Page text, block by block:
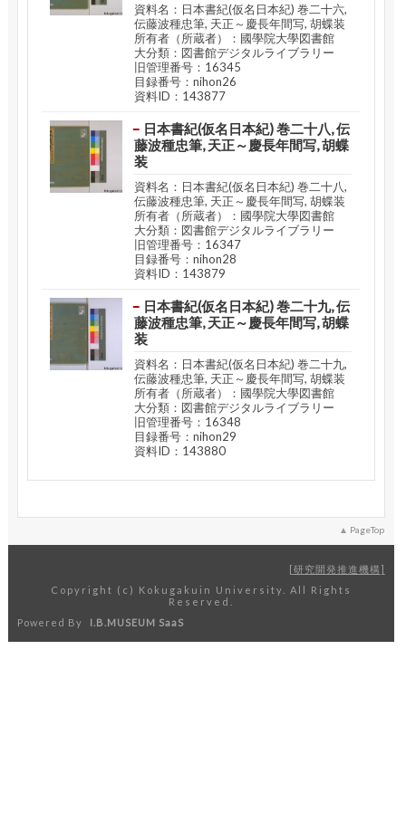
資料名：日本書紀(仮名日本紀) 巻二十六,
伝藤波種忠筆, 天正～慶長年間写, 胡蝶装
所有者（所蔵者）：國學院大學図書館
大分類：図書館デジタルライブラリー
旧管理番号：16345
目録番号：nihon26
資料ID：143877
日本書紀(仮名日本紀) 巻二十八, 伝
藤波種忠筆, 天正～慶長年間写, 胡蝶
装
資料名：日本書紀(仮名日本紀) 巻二十八,
伝藤波種忠筆, 天正～慶長年間写, 胡蝶装
所有者（所蔵者）：國學院大學図書館
大分類：図書館デジタルライブラリー
旧管理番号：16347
目録番号：nihon28
資料ID：143879
日本書紀(仮名日本紀) 巻二十九, 伝
藤波種忠筆, 天正～慶長年間写, 胡蝶
装
資料名：日本書紀(仮名日本紀) 巻二十九,
伝藤波種忠筆, 天正～慶長年間写, 胡蝶装
所有者（所蔵者）：國學院大學図書館
大分類：図書館デジタルライブラリー
旧管理番号：16348
目録番号：nihon29
資料ID：143880
PageTop
研究開発推進機構
Copyright (c) Kokugakuin University. All Rights
Reserved.
Powered By
I.B.MUSEUM SaaS